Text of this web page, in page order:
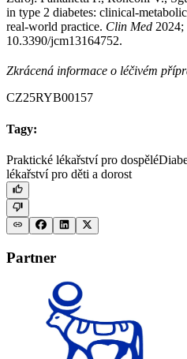
in type 2 diabetes: clinical-
real-world practice. Clin Med
10.3390/jcm13164752.
Zkrácená informace o léčivém
CZ25RYB00157
Tagy:
Praktické lékařství pro dospělé
lékařství pro děti a dorost
Partner